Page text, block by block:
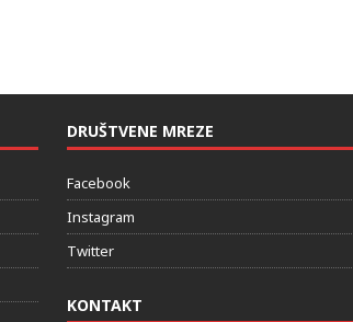
Facebook
Instagram